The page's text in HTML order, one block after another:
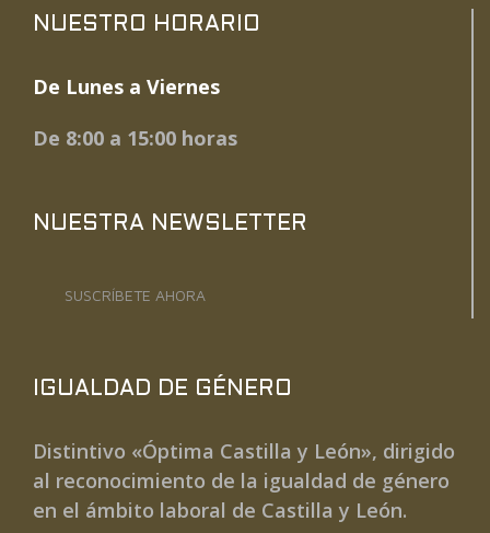
NUESTRO HORARIO
De Lunes a Viernes
De 8:00 a 15:00 horas
NUESTRA NEWSLETTER
SUSCRÍBETE AHORA
IGUALDAD DE GÉNERO
Distintivo «Óptima Castilla y León», dirigido
al reconocimiento de la igualdad de género
en el ámbito laboral de Castilla y León.